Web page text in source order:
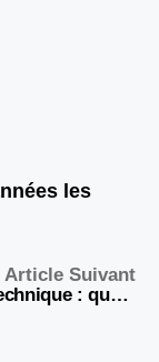
les
Article Suivant
Contrôle technique : que vérifie-t-on exactement ?